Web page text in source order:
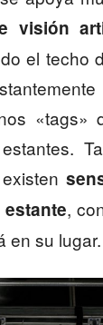
visión
el techo
«tags»
,
en su lugar.